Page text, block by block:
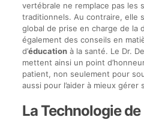
vertébrale ne remplace pas les
traditionnels. Au contraire, elle
global de prise en charge de la
également des conseils en
d’éducationà la santé. Le Dr.
mettent ainsi un point
patient, non seulement pour
aussi pour l’aider à mieux gérer
La Technologie de